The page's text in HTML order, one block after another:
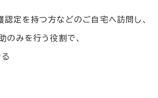
定を持つ方などのご自宅へ訪問し、
のみを行う役割で、